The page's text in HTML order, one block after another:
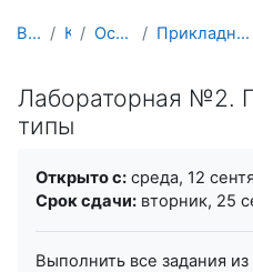
В начало Курсы Осенний семестр Прикладная математика и информатика
Лабораторная №2.
типы
Открыто с: среда, 12
Срок сдачи: вторник, 25
Выполнить все задания